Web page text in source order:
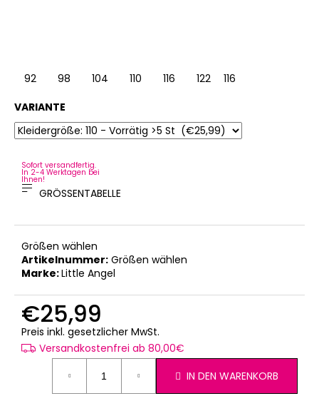
92 98 104 110 116 122 128
116
VARIANTE
Sofort versandfertig.
In 2-4 Werktagen bei
Ihnen!
GRÖSSENTABELLE
Größen wählen
Artikelnummer: Größen wählen
Marke:Little Angel
€25,99
Preis inkl. gesetzlicher MwSt.
Versandkostenfrei ab 80,00€
IN DEN WARENKORB